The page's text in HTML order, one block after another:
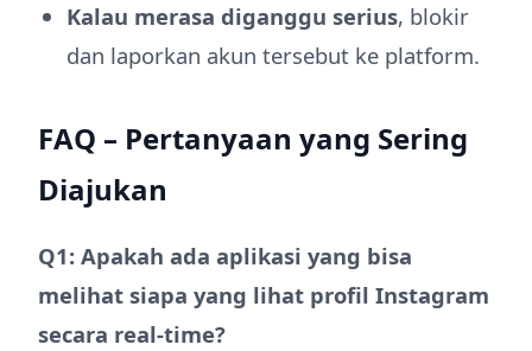
Kalau merasa diganggu serius, blokir
dan laporkan akun tersebut ke platform.
FAQ – Pertanyaan yang Sering
Diajukan
Q1: Apakah ada aplikasi yang bisa
melihat siapa yang lihat profil Instagram
secara real-time?